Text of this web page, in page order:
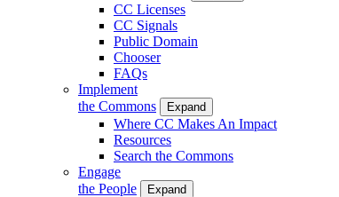
CC Licenses
CC Signals
Public Domain
Chooser
FAQs
Implement
the Commons
Expand
Where CC Makes An Impact
Resources
Search the Commons
Engage
the People
Expand